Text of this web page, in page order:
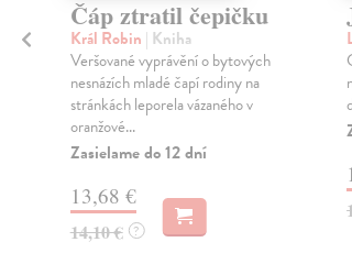
Čáp ztratil čepičku
Král Robin | Kniha
Veršované vyprávění o bytových
nesnázích mladé čapí rodiny na
stránkách leporela vázaného v
oranžové...
Zasielame do 12 dní
13,68 €
14,10 € ?